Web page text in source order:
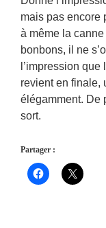
mais pas encore
à même la
bonbons, il ne
l’impression
revient en finale,
élégamment. De
sort.
Partager :